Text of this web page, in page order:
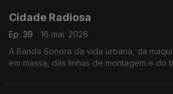
Cidade Radiosa
Ep. 39
16 mai. 2026
A Banda Sonora da vida urbana, da
em massa, das linhas de montagem e do